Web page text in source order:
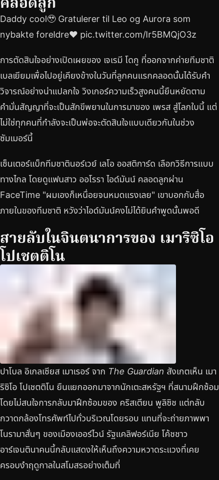
Daddy cool🥹 Gratulerer til Leo og Aurora som
nybakte foreldre❤️ pic.twitter.com/Ir5BMQjO3z
การตัดสินใจอย่างเปิดเผยของ เจเรมี โดกู ที่ออกจากค่ายทีมชาติ
เบลเยียมเพื่อไปอยู่เคียงข้างในวันที่ลูกคนแรกคลอดนั้นได้รับคำ
วิจารณ์อย่างน่าแปลกใจ วิงเกอร์ความเร็วสูงคนนี้ยืนหยัดตาม
คำมั่นสัญญาที่จะเป็นสักขีพยานในการมาของ เพรส สู่โลกใบนี้ แต่
ไม่ใช่ทุกคนที่กำลังจะเป็นพ่อจะตัดสินใจแบบเดียวกันในช่วง
ซัมเมอร์นี้
เซ็นเตอร์แบ็กทีมชาตินอร์เวย์ เลโอ ออสติการ์ด เลือกวิธีการแบบ
ทางไกล โดยดูแฟนสาว ออโรรา ไอด์มันน์ คลอดลูกผ่าน
FaceTime "ผมเองก็เหนื่อยจนหมดแรงเลย" เขาบอกกับสื่อ
ภายในของทีมชาติ หวังว่าไอด์มันน์คงไม่ได้ยินคำพูดนั้นพอดี
สายลับในจินตนาการของ เมาริซิโอ
โปเชตติโน
ปาโบล อิเกลเซียส เมาเรอร์ จาก The Guardian สังเกตเห็น เมา
ริซิโอ โปเชตติโน ยืนแยกออกมาจากนักเตะสหรัฐฯ ที่สนามฝึกซ้อม
โดยไม่สนใจการกลับมาฝึกซ้อมของ คริสเตียน พูลิซิช แต่กลับ
กวาดกล้องโทรศัพท์ไปทั่วบริเวณโดยรอบ แทนที่จะถ่ายภาพพา
โนรามาสั่นๆ ของเมืองเออร์ไวน์ รัฐแคลิฟอร์เนีย โค้ชชาว
อาร์เจนตินาคนนี้กลับแสดงให้เห็นถึงความหวาดระแวงที่เคย
ครอบงำฤดูกาลในสโมสรอย่างเต็มที่